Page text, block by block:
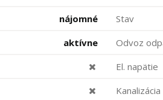
nájomné Stav
aktívne
Odvoz
El. napätie
Kanalizácia